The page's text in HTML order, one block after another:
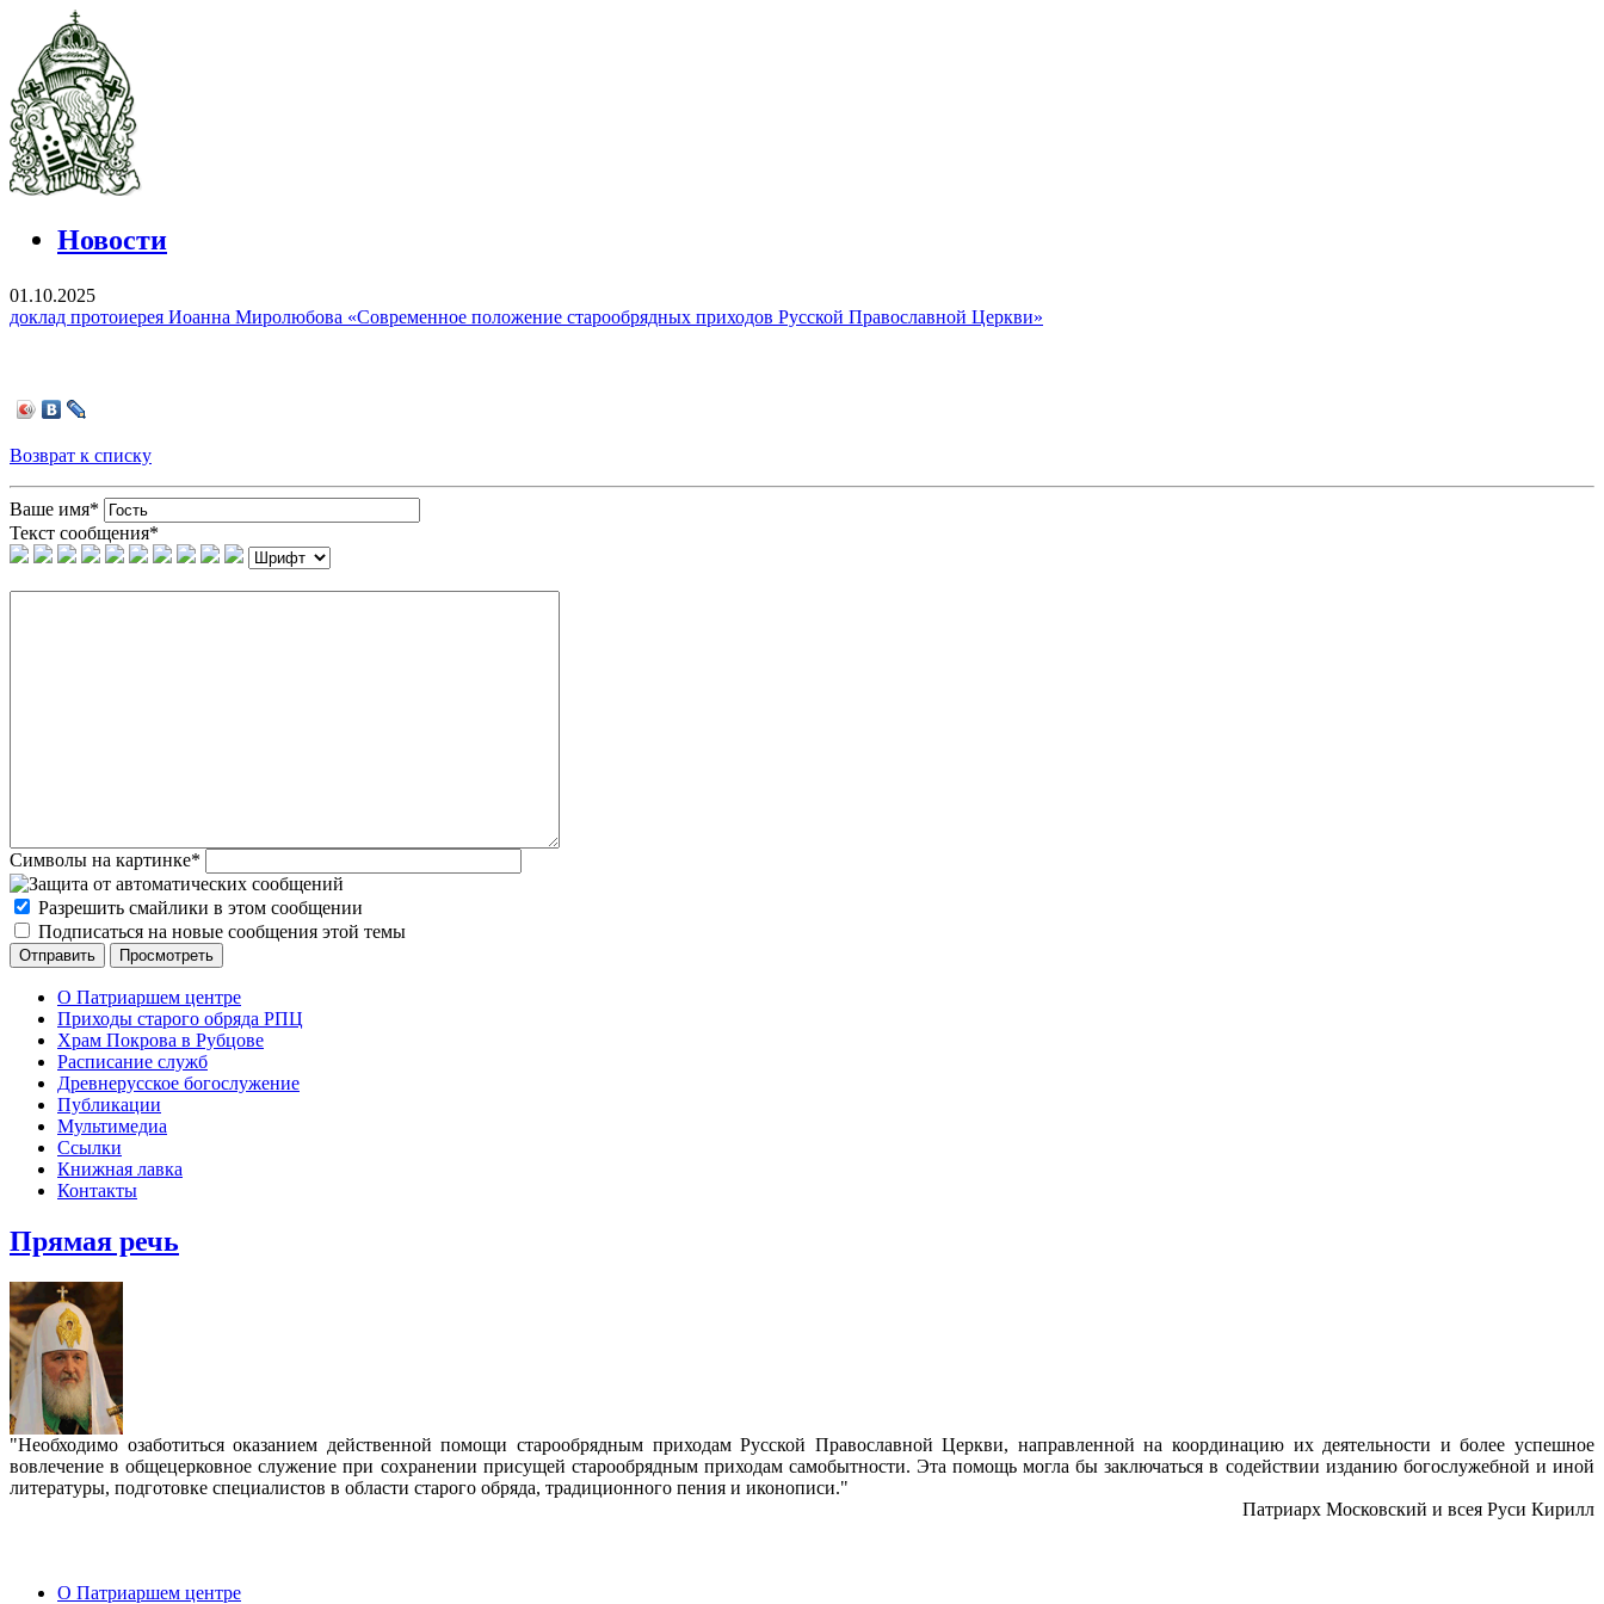
Новости
01.10.2025
доклад протоиерея Иоанна Миролюбова «Современное положение старообрядных приходов Русской Православной Церкви»
Возврат к списку
Ваше имя*
Текст сообщения*
Символы на картинке*
Разрешить смайлики в этом сообщении
Подписаться на новые сообщения этой темы
О Патриаршем центре
Приходы старого обряда РПЦ
Храм Покрова в Рубцове
Расписание служб
Древнерусское богослужение
Публикации
Мультимедиа
Ссылки
Книжная лавка
Контакты
Прямая речь
"Необходимо озаботиться оказанием действенной помощи старообрядным приходам Русской Православной Церкви, направленной на координацию их деятельности и более успешное
вовлечение в общецерковное служение при сохранении присущей старообрядным приходам самобытности. Эта помощь могла бы заключаться в содействии изданию богослужебной и иной
литературы, подготовке специалистов в области старого обряда, традиционного пения и иконописи."
Патриарх Московский и всея Руси Кирилл
О Патриаршем центре